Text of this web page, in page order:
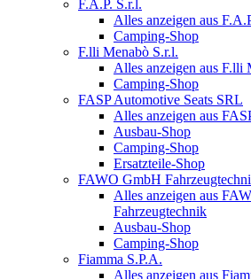
F.A.P. S.r.l.
Alles anzeigen aus
Camping-Shop
F.lli Menabò S.r.l.
Alles anzeigen aus F.lli
Camping-Shop
FASP Automotive Seats SRL
Alles anzeigen aus
Ausbau-Shop
Camping-Shop
Ersatzteile-Shop
FAWO GmbH
Alles anzeigen aus
Fahrzeugtechnik
Ausbau-Shop
Camping-Shop
Fiamma S.P.A.
Alles anzeigen aus